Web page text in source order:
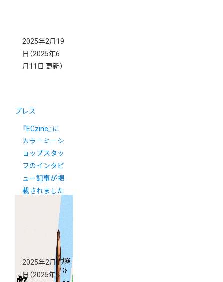
2025年2月19
日 （2025年6
月11日 更新）
プレス
『ECzine』に
カラーミーシ
ョップスタッ
フのインタビ
ュー記事が掲
載されました
2025年2月17
日 （2025年3